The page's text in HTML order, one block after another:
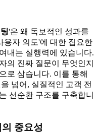
'은 왜 독보적인 성과를
용자 의도'에 대한 집요한
내는 실행력에 있습니다.
의 진짜 질문이 무엇인지
로 삼습니다. 이를 통해
넘어, 실질적인 고객 전
선순환 구조를 구축합니
중요성